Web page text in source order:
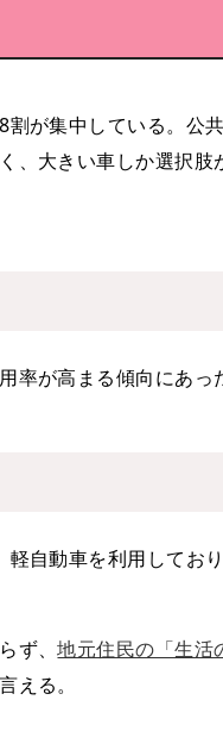
が集中している。公
、大きい車しか選択
が高まる傾向にあっ
自動車を利用してお
ず、地元住民の「生活
える。